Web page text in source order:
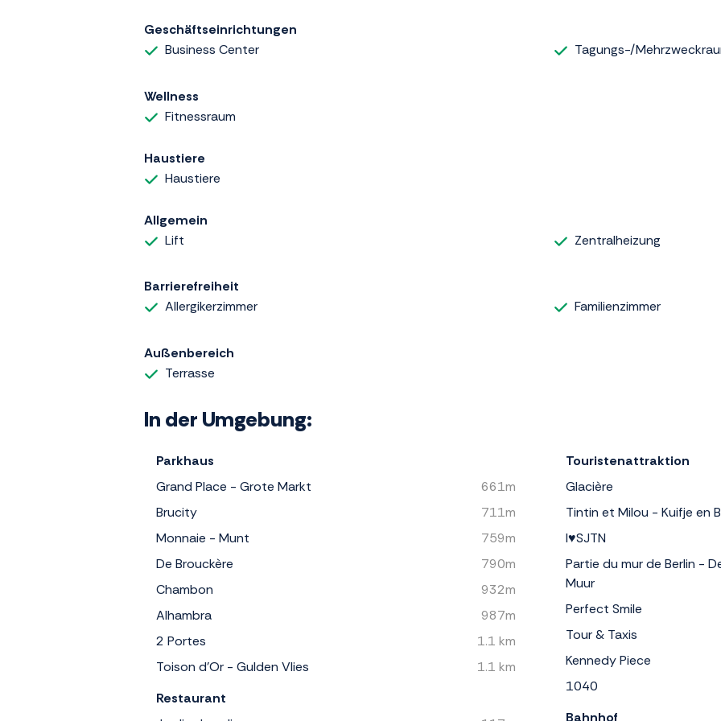
Geschäftseinrichtungen
Business Center
Tagungs-/
Wellness
Fitnessraum
Haustiere
Haustiere
Allgemein
Lift
Zentralheizung
Barrierefreiheit
Allergikerzimmer
Familienzimmer
Außenbereich
Terrasse
In der Umgebung:
Parkhaus
Grand Place - Grote Markt
661m
Brucity
711m
Monnaie - Munt
759m
De Brouckère
790m
Chambon
932m
Alhambra
987m
2 Portes
1.1 km
Toison d'Or - Gulden Vlies
1.1 km
Restaurant
Touristenattraktion
Glacière
Tintin et Milou - Kuifje en
I♥SJTN
Partie du mur de Berlin -
Muur
Perfect Smile
Tour & Taxis
Kennedy Piece
1040
Bahnhof